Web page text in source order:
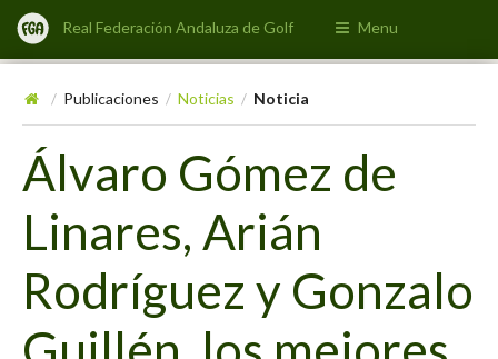
Real Federación Andaluza de Golf Menu
/ Publicaciones / Noticias / Noticia
Álvaro Gómez de
Linares, Arián
Rodríguez y Gonzalo